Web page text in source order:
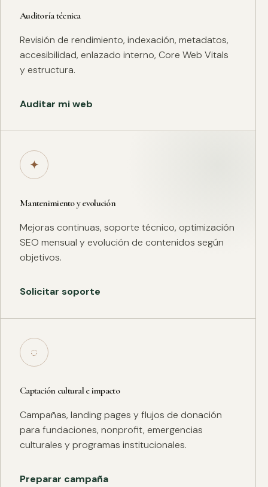
Auditoría técnica
Revisión de rendimiento, indexación, metadatos,
accesibilidad, enlazado interno, Core Web Vitals
y estructura.
Auditar mi web
✦
Mantenimiento y evolución
Mejoras continuas, soporte técnico, optimización
SEO mensual y evolución de contenidos según
objetivos.
Solicitar soporte
◌
Captación cultural e impacto
Campañas, landing pages y flujos de donación
para fundaciones, nonprofit, emergencias
culturales y programas institucionales.
Preparar campaña